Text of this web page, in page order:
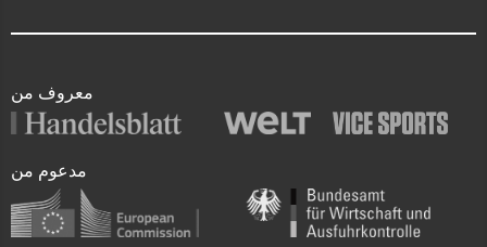
معروف من
مدعوم من